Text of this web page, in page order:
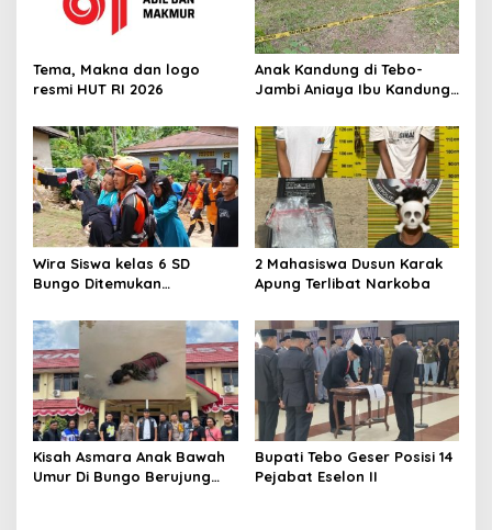
Tema, Makna dan logo
resmi HUT RI 2026
Anak Kandung di Tebo-
Jambi Aniaya Ibu Kandung
Tewas
Wira Siswa kelas 6 SD
Bungo Ditemukan
Sungai Sudah Tidak
Bernyawa
2 Mahasiswa Dusun Karak
Apung Terlibat Narkoba
Kisah Asmara Anak Bawah
Umur Di Bungo Berujung
Bupati Tebo Geser Posisi 14
Pejabat Eselon II